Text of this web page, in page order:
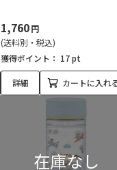
1,760円
(送料別・税込)
獲得ポイント： 17 pt
詳細 カートに入れ